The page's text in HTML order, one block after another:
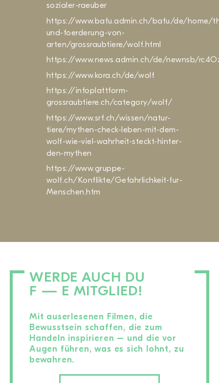
sozialer-raeuber
https://www.bafu.admin.ch/bafu/de/home/
und-foerderung-von-
arten/grossraubtiere/wolf.html
https://www.news.admin.ch/de/newnsb/
https://www.kora.ch/de/wolf
https://infoplattform-
grossraubtiere.ch/category/wolf/
https://www.srf.ch/wissen/natur-
tiere/mythen-check-leben-mit-dem-
wolf-wie-viel-wahrheit-steckt-hinter-
den-mythen
https://www.gruppe-
wolf.ch/Konflikte/Gefahrlichkeit-fur-
Menschen.htm
WERDE AUCH DU
F — E MITGLIED!
Mit auserlesenen Filmen, die
Bewusstsein schaffen, die zum
Handeln inspirieren – und die vor
Augen führen, was es sich lohnt, zu
bewahren.